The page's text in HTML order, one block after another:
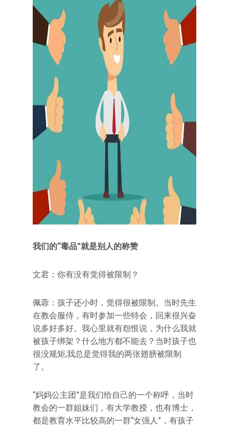
我们的“毒品”就是别人的称赞
文君：你有没有觉得被限制？
佩蓉：孩子还小时，觉得很被限制。当时先生
在教会服侍，有时参加一些特会，回来很兴奋
说多好多好。我心里就有怨恨说，为什么我就
被孩子绑架？什么地方都不能去？当时孩子也
很没规矩,我总是觉得我的两张翅膀被限制
了。
“妈妈公主团”是我们给自己的一个称呼，当时
教会的一群姐妹们，有大学教授，也有博士，
都是教育水平比较高的一群“女强人”，有孩子